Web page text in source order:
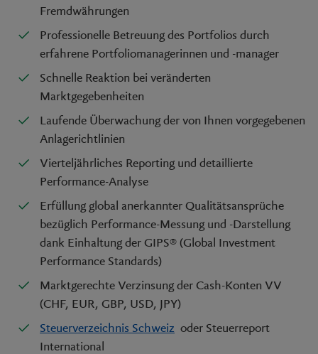
Fremdwährungen
Professionelle Betreuung des Portfolios durch
erfahrene Portfoliomanagerinnen und -manager
Schnelle Reaktion bei veränderten
Marktgegebenheiten
Laufende Überwachung der von Ihnen vorgegebenen
Anlagerichtlinien
Vierteljährliches Reporting und detaillierte
Performance-Analyse
Erfüllung global anerkannter Qualitätsansprüche
bezüglich Performance-Messung und -Darstellung
dank Einhaltung der GIPS® (Global Investment
Performance Standards)
Marktgerechte Verzinsung der Cash-Konten VV
(CHF, EUR, GBP, USD, JPY)
Steuerverzeichnis Schweiz oder Steuerreport
International